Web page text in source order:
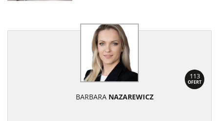
113
OFERT
BARBARA NAZAREWICZ